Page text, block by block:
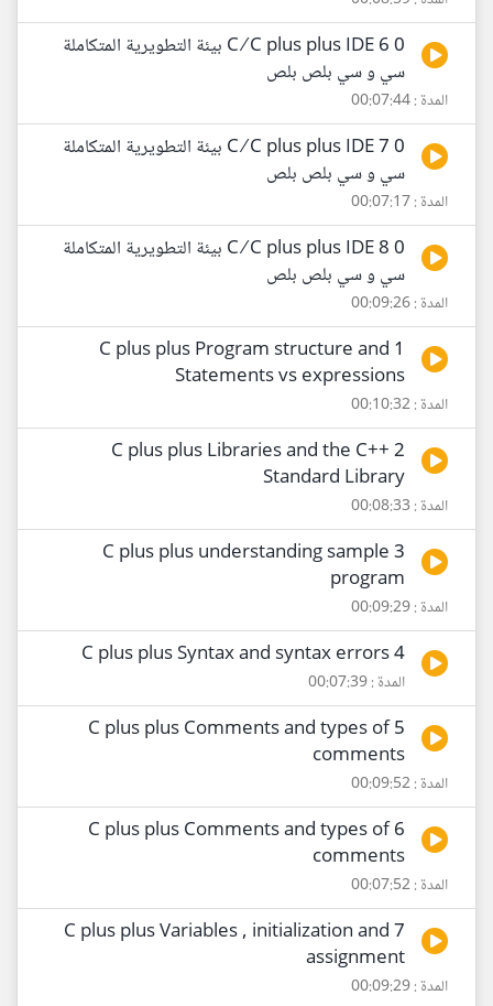
0 6 C ⁄ C plus plus IDE بيئة التطويرية المتكاملة
سي و سي بلص بلص
المدة : 00:07:44
0 7 C ⁄ C plus plus IDE بيئة التطويرية المتكاملة
سي و سي بلص بلص
المدة : 00:07:17
0 8 C ⁄ C plus plus IDE بيئة التطويرية المتكاملة
سي و سي بلص بلص
المدة : 00:09:26
1 C plus plus Program structure and
Statements vs expressions
المدة : 00:10:32
2 C plus plus Libraries and the C++
Standard Library
المدة : 00:08:33
3 C plus plus understanding sample
program
المدة : 00:09:29
4 C plus plus Syntax and syntax errors
المدة : 00:07:39
5 C plus plus Comments and types of
comments
المدة : 00:09:52
6 C plus plus Comments and types of
comments
المدة : 00:07:52
7 C plus plus Variables , initialization and
assignment
المدة : 00:09:29